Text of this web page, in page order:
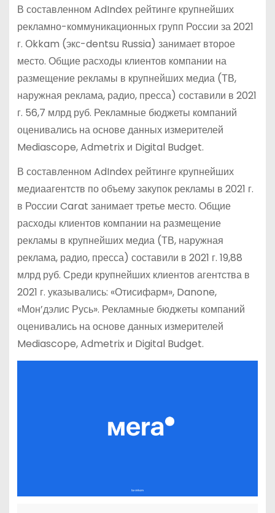
В составленном AdIndex рейтинге крупнейших
рекламно-коммуникационных групп России за 2021
г. Оkkam (экс-dentsu Russia) занимает второе
место. Общие расходы клиентов компании на
размещение рекламы в крупнейших медиа (ТВ,
наружная реклама, радио, пресса) составили в 2021
г. 56,7 млрд руб. Рекламные бюджеты компаний
оценивались на основе данных измерителей
Mediascope, Admetrix и Digital Budget.
В составленном AdIndex рейтинге крупнейших
медиаагентств по объему закупок рекламы в 2021 г.
в России Carat занимает третье место. Общие
расходы клиентов компании на размещение
рекламы в крупнейших медиа (ТВ, наружная
реклама, радио, пресса) составили в 2021 г. 19,88
млрд руб. Среди крупнейших клиентов агентства в
2021 г. указывались: «Отисифарм», Danone,
«Мон’дэлис Русь». Рекламные бюджеты компаний
оценивались на основе данных измерителей
Mediascope, Admetrix и Digital Budget.